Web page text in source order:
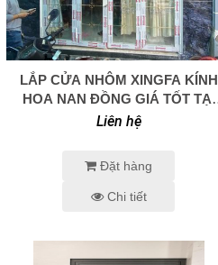
0938 414 005
LẮP CỬA NHÔM XINGFA KÍNH
HOA NAN ĐỒNG GIÁ TỐT TẠI
HCM
Liên hệ
Đặt hàng
Chi tiết